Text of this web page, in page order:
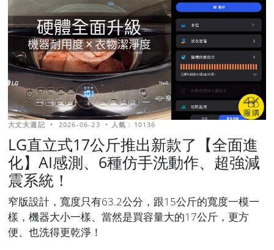
大丈夫週記 • 2026-06-23 • 人氣 : 10136
LG直立式17公斤推出新款了【全面進
化】AI感測、6種仿手洗動作、超強減
震系統！
窄版設計，寬度只有63.2公分，跟15公斤的寬度一模一
樣，機器大小一樣、當然是買容量大的17公斤，更方
便、也洗得更乾淨！